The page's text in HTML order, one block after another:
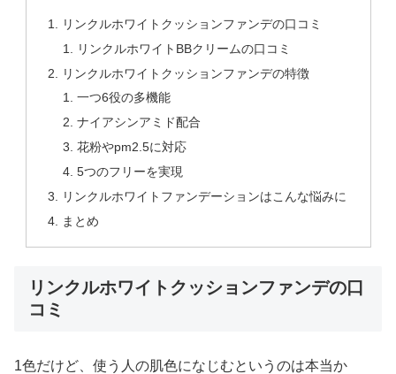
リンクルホワイトクッションファンデの口コミ
リンクルホワイトBBクリームの口コミ
リンクルホワイトクッションファンデの特徴
一つ6役の多機能
ナイアシンアミド配合
花粉やpm2.5に対応
5つのフリーを実現
リンクルホワイトファンデーションはこんな悩みに
まとめ
リンクルホワイトクッションファンデの口
コミ
1色だけど、使う人の肌色になじむというのは本当か